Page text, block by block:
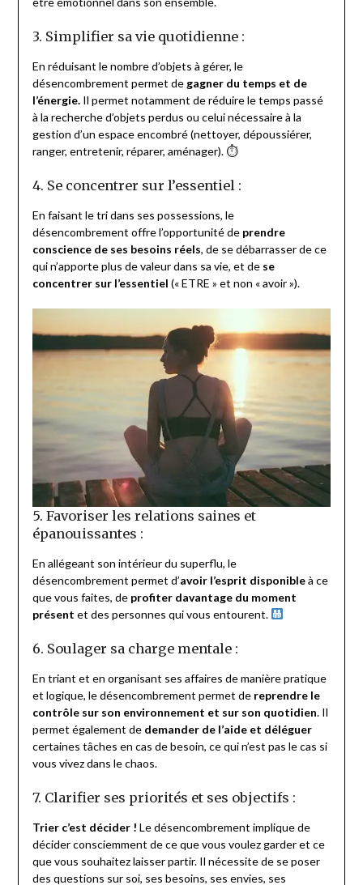
3. Simplifier sa vie quotidienne :
En réduisant le nombre d’objets à gérer, le
désencombrement permet de gagner du temps et de
l’énergie.Il permet notamment de réduire le temps passé
à la recherche d’objets perdus ou celui nécessaire à la
gestion d’un espace encombré (nettoyer, dépoussiérer,
ranger, entretenir, réparer, aménager). ⏱
4. Se concentrer sur l’essentiel :
En faisant le tri dans ses possessions, le
désencombrement offre l’opportunité de prendre
conscience de ses besoins réels, de se débarrasser de ce
qui n’apporte plus de valeur dans sa vie, et de se
concentrer sur l’essentiel (« ETRE » et non « avoir »).
5. Favoriser les relations saines et
épanouissantes :
En allégeant son intérieur du superflu, le
désencombrement permet d’avoir l’esprit disponibleà ce
que vous faites, de profiter davantage du moment
présent et des personnes qui vous entourent.
6. Soulager sa charge mentale :
En triant et en organisant ses affaires de manière pratique
et logique, le désencombrement permet de reprendre le
contrôle sur son environnement et sur son quotidien. Il
permet également de demander de l’aide et déléguer
certaines tâches en cas de besoin, ce qui n’est pas le cas si
vous vivez dans le chaos.
7. Clarifier ses priorités et ses objectifs :
Trier c’est décider ! Le désencombrement implique de
décider consciemment de ce que vous voulez garder et ce
que vous souhaitez laisser partir. Il nécessite de se poser
des questions sur soi, ses besoins, ses envies, ses